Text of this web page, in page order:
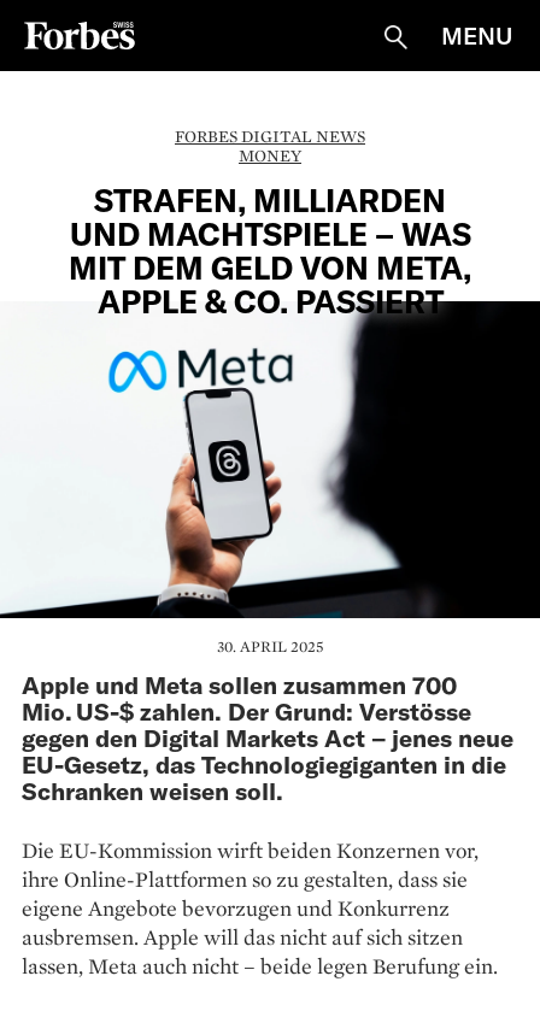
Suche
MENU
FORBES DIGITAL NEWS
MONEY
STRAFEN, MILLIARDEN
UND MACHTSPIELE – WAS
MIT DEM GELD VON META,
APPLE & CO. PASSIERT
30. APRIL 2025
Apple und Meta sollen zusammen 700
Mio. US-$ zahlen. Der Grund: Verstösse
gegen den Digital Markets Act – jenes neue
EU-Gesetz, das Technologiegiganten in die
Schranken weisen soll.
Die EU-Kommission wirft beiden Konzernen vor,
ihre Online-Plattformen so zu gestalten, dass sie
eigene Angebote bevorzugen und Konkurrenz
ausbremsen. Apple will das nicht auf sich sitzen
lassen, Meta auch nicht – beide legen Berufung ein.